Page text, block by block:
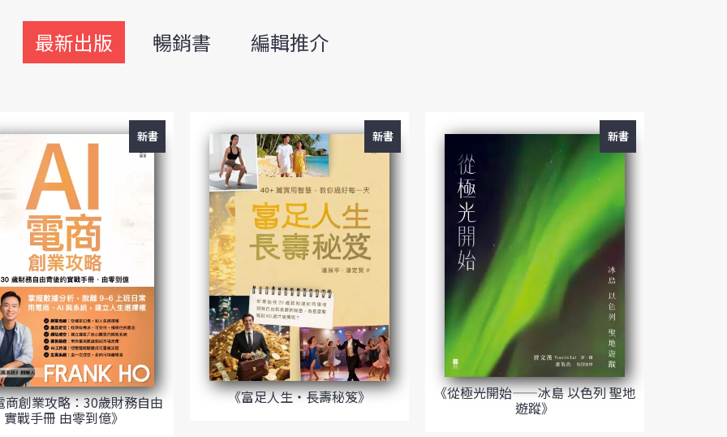
最新出版 暢銷書 編輯推介
新書
商創業攻略：30歲財務自由
實戰手冊 由零到億》
新書
《富足人生‧長壽秘笈》
新書
《從極光開始——冰島 以色列 聖地
遊蹤》